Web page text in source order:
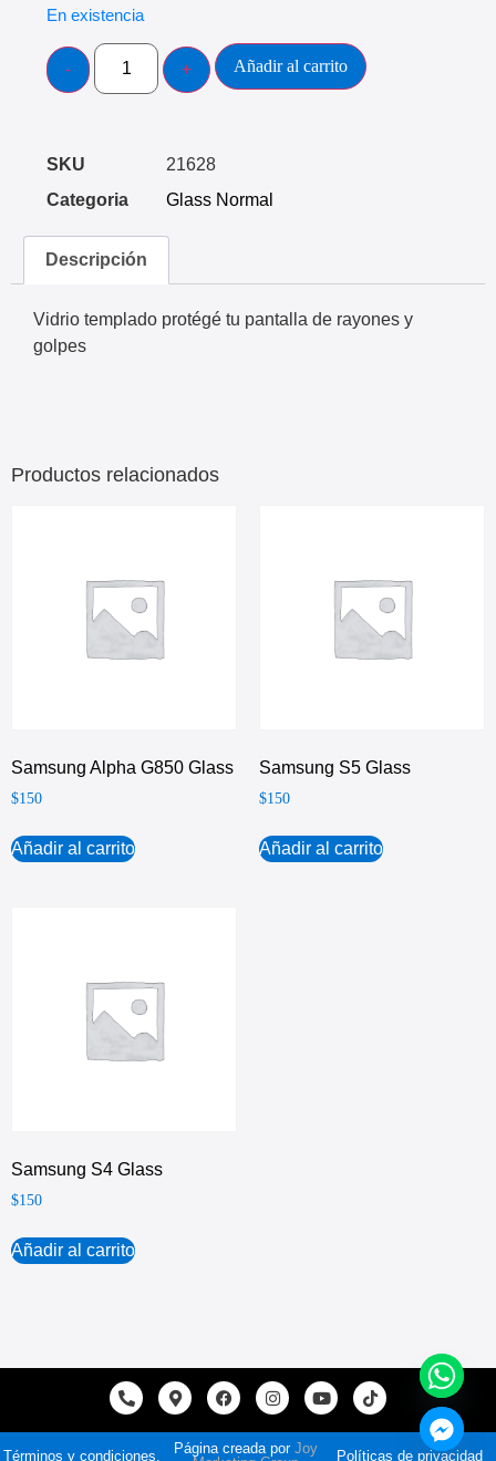
En existencia
Añadir al carrito
SKU
21628
Categoria
Glass Normal
Descripción
Vidrio templado protégé tu pantalla de rayones y
golpes
Productos relacionados
Samsung Alpha G850 Glass
$150
Añadir al carrito
Samsung S5 Glass
$150
Añadir al carrito
Samsung S4 Glass
$150
Añadir al carrito
Términos y condiciones. Página creada por Joy
Políticas de privacidad